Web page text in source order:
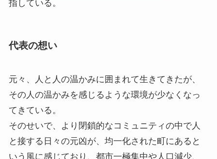
指している。
代表の想い
元々、人と人の温かみに囲まれて生きてきたが、
その人の温かみを感じるような環境が少なくなっ
てきている。
そのせいで、より閉鎖的なコミュニティの中で人
と接する日々の元凶が、均一化された町にあると
いう風に感じており、都市一極集中や人口減少、